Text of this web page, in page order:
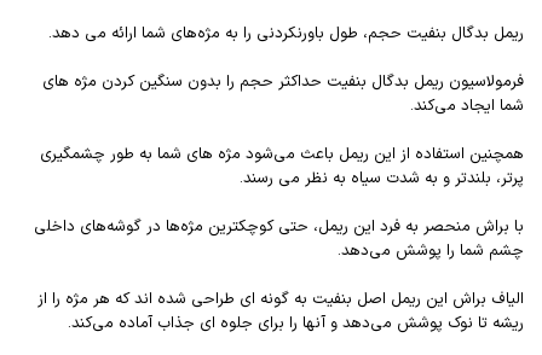
ریمل بدگال بنفیت حجم، طول باورنکردنی را به مژه‌های شما ارائه می دهد.
فرمولاسیون ریمل بدگال بنفیت حداکثر حجم را بدون سنگین کردن مژه های
شما ایجاد می‌کند.
همچنین استفاده از این ریمل باعث می‌شود مژه های شما به طور چشمگیری
پرتر، بلندتر و به شدت سیاه به نظر می رسند.
با براش منحصر به فرد این ریمل، حتی کوچکترین مژه‌ها در گوشه‌های داخلی
چشم شما را پوشش می‌دهد.
الیاف براش این ریمل اصل بنفیت به گونه ای طراحی شده اند که هر مژه را از
ریشه تا نوک پوشش می‌دهد و آنها را برای جلوه ای جذاب آماده می‌کند.